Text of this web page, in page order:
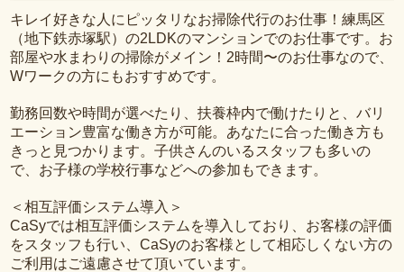
キレイ好きな人にピッタリなお掃除代行のお仕事！練馬区
（地下鉄赤塚駅）の2LDKのマンションでのお仕事です。お
部屋や水まわりの掃除がメイン！2時間〜のお仕事なので、
Wワークの方にもおすすめです。
勤務回数や時間が選べたり、扶養枠内で働けたりと、バリ
エーション豊富な働き方が可能。あなたに合った働き方も
きっと見つかります。子供さんのいるスタッフも多いの
で、お子様の学校行事などへの参加もできます。
＜相互評価システム導入＞
CaSyでは相互評価システムを導入しており、お客様の評価
をスタッフも行い、CaSyのお客様として相応しくない方の
ご利用はご遠慮させて頂いています。